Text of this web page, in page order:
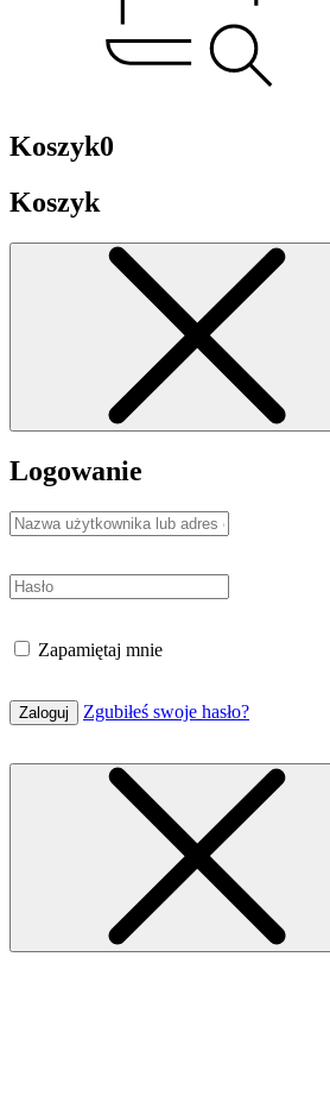
Koszyk0
Koszyk
Logowanie
Zapamiętaj mnie
Zaloguj Zgubiłeś swoje hasło?